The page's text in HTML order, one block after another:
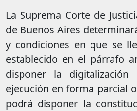
La Suprema Corte de
de Buenos Aires
y condiciones en que se
establecido en el párrafo
disponer la
ejecución en forma parcial
podrá disponer la